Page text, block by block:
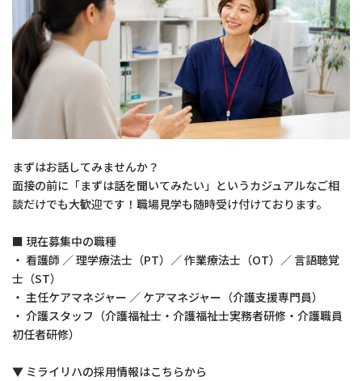
まずはお話してみませんか？
面接の前に「まずは話を聞いてみたい」というカジュアルなご相
談だけでも大歓迎です！職場見学も随時受け付けております。
■ 現在募集中の職種
・ 看護師 ／ 理学療法士（PT）／ 作業療法士（OT）／ 言語聴覚
士（ST）
・ 主任ケアマネジャー ／ ケアマネジャー（介護支援専門員）
・ 介護スタッフ（介護福祉士・介護福祉士実務者研修・介護職員
初任者研修）
▼ ミライリハの採用情報はこちらから